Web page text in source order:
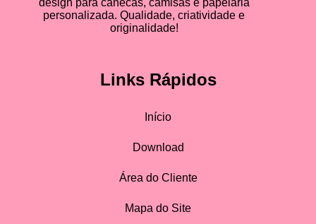
personalizada. Qualidade, criatividade e
originalidade!
Links Rápidos
Início
Download
Área do Cliente
Mapa do Site